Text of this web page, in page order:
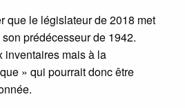
que le législateur de 2018 met
prédécesseur de 1942.
inventaires mais à la
» qui pourrait donc être